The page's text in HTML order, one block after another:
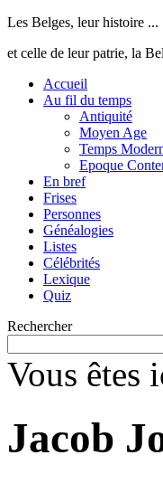
Les Belges, leur histoire ...
et celle de leur patrie, la
Accueil
Au fil du temps
Antiquité
Moyen Age
Temps
Epoque
En bref
Frises
Personnes
Généalogies
Listes
Célébrités
Lexique
Quiz
Rechercher
Vous êtes
Jacob